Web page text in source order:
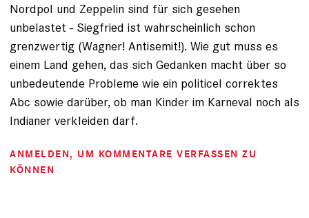
Nordpol und Zeppelin sind für sich gesehen
unbelastet - Siegfried ist wahrscheinlich schon
grenzwertig (Wagner! Antisemit!). Wie gut muss es
einem Land gehen, das sich Gedanken macht über so
unbedeutende Probleme wie ein politicel correktes
Abc sowie darüber, ob man Kinder im Karneval noch als
Indianer verkleiden darf.
ANMELDEN, UM KOMMENTARE VERFASSEN ZU
KÖNNEN